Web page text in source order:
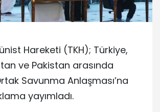
Hareketi (TKH); Türkiye,
ve Pakistan arasında
Savunma Anlaşması’na
yayımladı.